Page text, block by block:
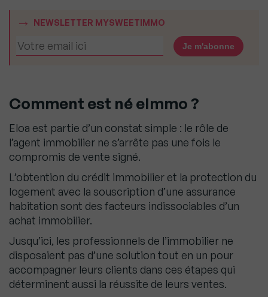
NEWSLETTER MYSWEETIMMO
Comment est né eImmo ?
Eloa est partie d’un constat simple : le rôle de
l’agent immobilier ne s’arrête pas une fois le
compromis de vente signé.
L’obtention du crédit immobilier et la protection du
logement avec la souscription d’une assurance
habitation sont des facteurs indissociables d’un
achat immobilier.
Jusqu’ici, les professionnels de l’immobilier ne
disposaient pas d’une solution tout en un pour
accompagner leurs clients dans ces étapes qui
déterminent aussi la réussite de leurs ventes.